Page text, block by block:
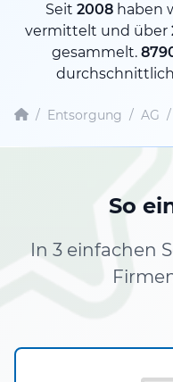
Seit 2008 haben
vermittelt und über
gesammelt.
durchschnittlich
/ Entsorgung / AG /
So
In 3 einfachen